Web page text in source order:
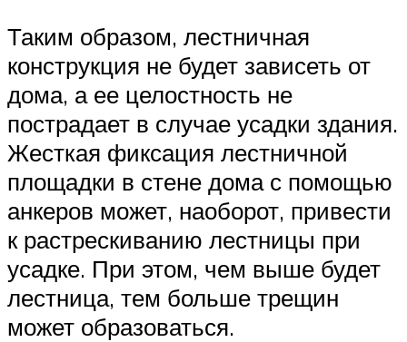
Таким образом, лестничная
конструкция не будет зависеть от
дома, а ее целостность не
пострадает в случае усадки здания.
Жесткая фиксация лестничной
площадки в стене дома с помощью
анкеров может, наоборот, привести
к растрескиванию лестницы при
усадке. При этом, чем выше будет
лестница, тем больше трещин
может образоваться.